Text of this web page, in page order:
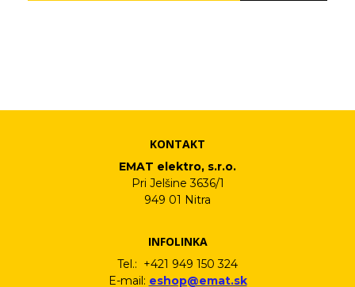
KONTAKT
EMAT elektro, s.r.o.
Pri Jelšine 3636/1
949 01 Nitra
INFOLINKA
Tel.: +421 949 150 324
E-mail: eshop@emat.sk